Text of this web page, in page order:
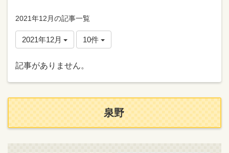
2021年12月の記事一覧
2021年12月 10件
記事がありません。
泉野